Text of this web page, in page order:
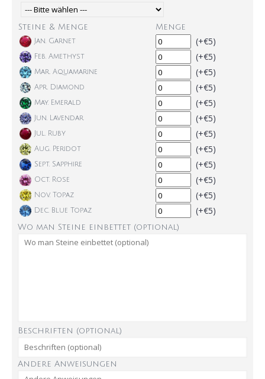
Steine & Menge Menge
Jan. Garnet (+€5)
Feb. Amethyst (+€5)
Mar. Aquamarine (+€5)
Apr. Diamond (+€5)
May. Emerald (+€5)
Jun. Lavendar (+€5)
Jul. Ruby (+€5)
Aug. Peridot (+€5)
Sept. Sapphire (+€5)
Oct. Rose (+€5)
Nov. Topaz (+€5)
Dec. Blue Topaz (+€5)
Wo man Steine einbettet (optional)
Beschriften (optional)
Andere Anweisungen